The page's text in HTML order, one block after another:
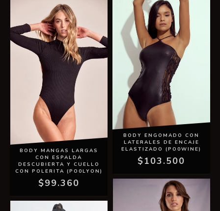
BODY MANGAS LARGAS
CON ESPALDA
DESCUBIERTA Y CUELLO
CON POLERITA (PO0LYON)
$99.360
BODY ENGOMADO CON
LATERALES DE ENCAJE
ELASTIZADO (PO0WINE)
$103.500